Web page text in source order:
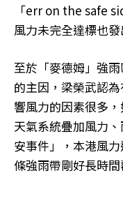
「err on the safe
風力未完全達標也
至於「麥德姆」強
的主因，梁榮武認
響風力的因素很多
天氣系統疊加風力
安事件」，本港風
條強雨帶剛好長時間